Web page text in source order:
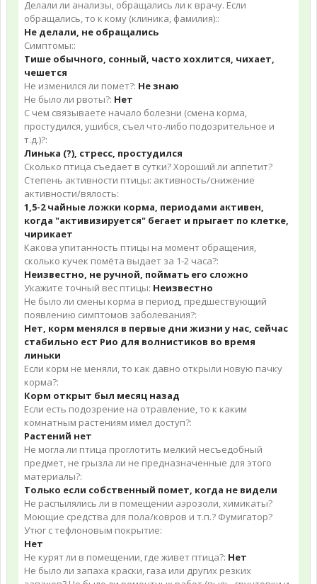
Делали ли анализы, обращались ли к врачу. Если
обращались, то к кому (клиника, фамилия)::
Не делали, не обращались
Симптомы::
Тише обычного, сонный, часто хохлится, чихает,
чешется
Не изменился ли помет?: Не знаю
Не было ли рвоты?: Нет
С чем связываете начало болезни (смена корма,
простудился, ушибся, съел что-либо подозрительное и
т.д.)?:
Линька (?), стресс, простудился
Сколько птица съедает в сутки? Хороший ли аппетит?
Степень активности птицы: активность/снижение
активности/вялость:
1,5-2 чайные ложки корма, периодами активен,
когда "активизируется" бегает и прыгает по клетке,
чирикает
Какова упитанность птицы на момент обращения,
сколько кучек помёта выдает за 1-2 часа?:
Неизвестно, не ручной, поймать его сложно
Укажите точный вес птицы: Неизвестно
Не было ли смены корма в период, предшествующий
появлению симптомов заболевания?:
Нет, корм менялся в первые дни жизни у нас, сейчас
стабильно ест Рио для волнистиков во время
линьки
Если корм не меняли, то как давно открыли новую пачку
корма?:
Корм открыт был месяц назад
Если есть подозрение на отравление, то к каким
комнатным растениям имел доступ?:
Растений нет
Не могла ли птица проглотить мелкий несъедобный
предмет, не грызла ли не предназначенные для этого
материалы?:
Только если собственный помет, когда не видели
Не распылялись ли в помещении аэрозоли, химикаты?
Моющие средства для пола/ковров и т.п.? Фумигатор?
Утюг с тефлоновым покрытие:
Нет
Не курят ли в помещении, где живет птица?: Нет
Не было ли запаха краски, газа или других резких